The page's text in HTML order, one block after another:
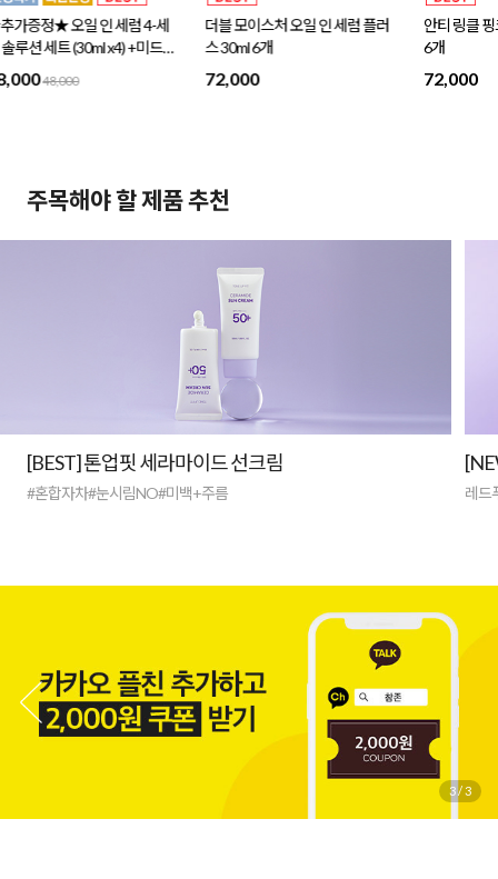
더블 모이스처 오일 인 세럼 플러
스 30ml 6개
72,000
안티 링클 핑크 오일 인 세럼 30ml
6개
72,000
미
주목해야 할 제품 추천
[BEST] 톤업핏 세라마이드 선크림
#혼합자차#눈시림NO#미백+주름 레드
3/3